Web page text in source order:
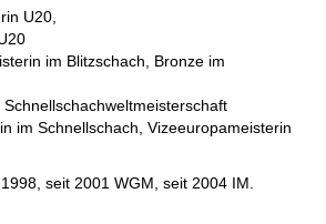
U20,
im Blitzschach, Bronze im
im Schnellschach, Vizeeuropameisterin
seit 2001 WGM, seit 2004 IM.